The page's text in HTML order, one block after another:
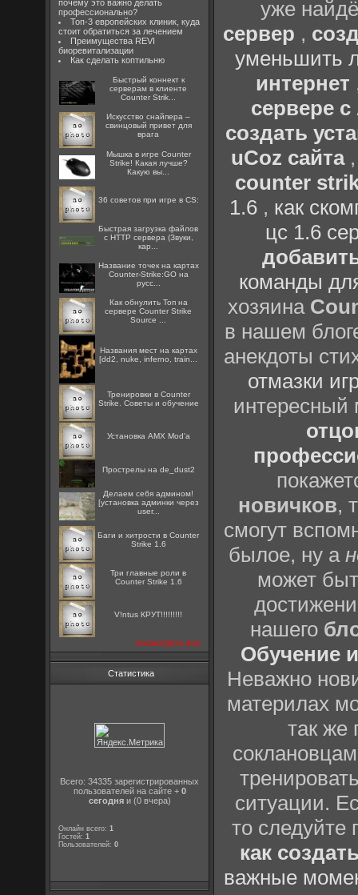
почему это важно делать
профессионально?
Топ-3 европейских клиник, куда
стоит обратиться за лечением
Преимущества REVI
биоревитализации
Как сделать коптильню
Быстрый коннект к
серверам в клиенте
Counter Strik...
Искусство снайпера –
свинцовый привет для
врага
Мышка в игре Counter
Strike! Какая лучше?
Какую вы...
36 советов при игре в CS:
Быстрая загрузка файлов
с HTTP сервера (Звуки,
кар...
Название точек на картах
Counter-Strike:GO на
русс...
Как обнулить Топ на
сервере Counter Strike
Source ...
Названия мест на картах
[dd2, nuke, inferno, train...
Тренировки в Counter
Strike. Советы и обучение
Установка AMX Mod'a
Прострелы на de_dust2
Делаем себя админом!
[установка админки через
user...
Баги и хитрости в Counter
Strike 1.6
Три главные роли в
Counter Strike 1.6
V!ntus КРУТ!!!!!!!!!
посмотреть все
Статистика
Всего: 34335 зарегистрированных
пользователей на сайте + 0
сегодняи (0 вчера)
Онлайн всего:1
Гостей:1
Пользователей:0
уже
сервер ,
уменьшить
интернет
сервере
создать
uCoz сайта
counter
1.6, как
цс 1.6
команды
хозяина
в нашем
анекдоты
отмазки
интересный
новичков,
смогут
былое, ну а
может
нашего
Обучение
Неважно
материлах
так же
ситуации.
то
как
важные